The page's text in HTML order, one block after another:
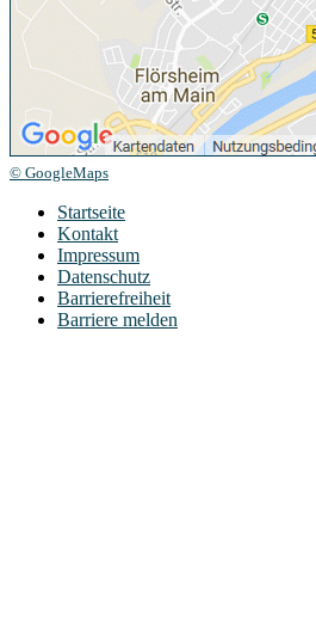
© GoogleMaps
Startseite
Kontakt
Impressum
Datenschutz
Barrierefreiheit
Barriere melden